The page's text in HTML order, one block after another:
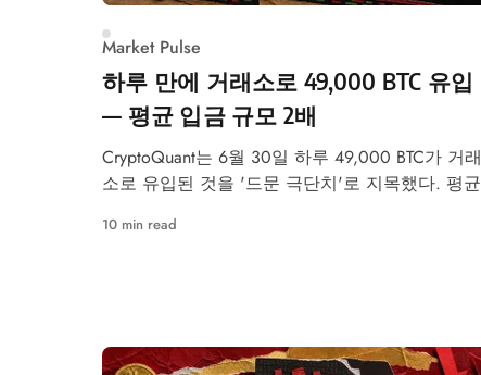
Market Pulse
하루 만에 거래소로 49,000 BTC 유입
— 평균 입금 규모 2배
CryptoQuant는 6월 30일 하루 49,000 BTC가 거래
소로 유입된 것을 '드문 극단치'로 지목했다. 평균
벤트를 앞둔 개인 패닉이 아닌 고래 재배치 가능성
10 min read